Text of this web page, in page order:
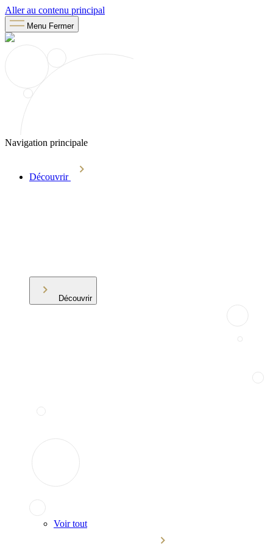
Aller au contenu principal
Menu Fermer
Navigation principale
Découvrir
Découvrir
Voir tout